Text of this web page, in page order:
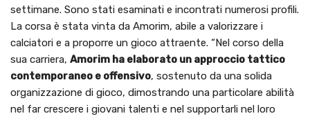
settimane. Sono stati esaminati e incontrati numerosi profili.
La corsa è stata vinta da Amorim, abile a valorizzare i
calciatori e a proporre un gioco attraente. “Nel corso della
sua carriera, Amorim ha elaborato un approccio tattico
contemporaneo e offensivo, sostenuto da una solida
organizzazione di gioco, dimostrando una particolare abilità
nel far crescere i giovani talenti e nel supportarli nel loro